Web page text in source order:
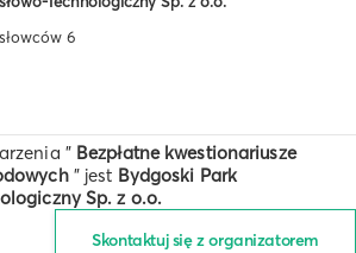
6
" Bezpłatne kwestionariusze
" jest Bydgoski Park
Sp. z o.o.
Skontaktuj się z organizatorem